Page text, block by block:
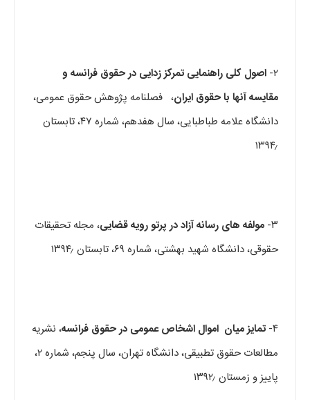
۲- اصول کلی راهنمایی تمرکز زدایی در حقوق فرانسه و
مقایسه آنها با حقوق ایران، فصلنامه پژوهش حقوق عمومی،
دانشگاه علامه طباطبایی، سال هفدهم، شماره ۴۷، تابستان
۱۳۹۴٫
۳- مولفه های رسانه آزاد در پرتو رویه قضایی، مجله تحقیقات
حقوقی، دانشگاه شهید بهشتی، شماره ۶۹، تابستان ۱۳۹۴٫
۴- تمایز میان اموال اشخاص عمومی در حقوق فرانسه، نشریه
مطالعات حقوق تطبیقی، دانشگاه تهران، سال پنجم، شماره ۲،
پاییز و زمستان ۱۳۹۲٫